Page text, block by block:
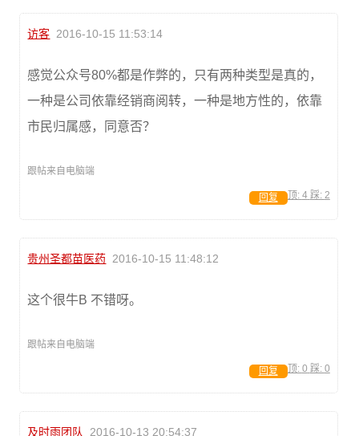
访客 2016-10-15 11:53:14
感觉公众号80%都是作弊的，只有两种类型是真的，
一种是公司依靠经销商阅转，一种是地方性的，依靠
市民归属感，同意否？
跟帖来自电脑端
顶: 4 踩: 2
回复
贵州圣都苗医药 2016-10-15 11:48:12
这个很牛B 不错呀。
跟帖来自电脑端
顶: 0 踩: 0
回复
及时雨团队 2016-10-13 20:54:37